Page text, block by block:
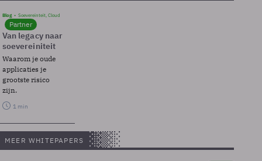
Blog Soevereinteit, Cloud
Partner
Van legacy naar
soevereiniteit
Waarom je oude
applicaties je
grootste risico
zijn.
1 min
MEER WHITEPAPERS